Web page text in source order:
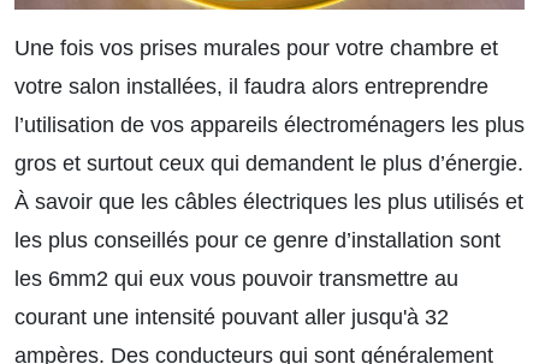
Une fois vos prises murales pour votre chambre et
votre salon installées, il faudra alors entreprendre
l’utilisation de vos appareils électroménagers les plus
gros et surtout ceux qui demandent le plus d’énergie.
À savoir que les câbles électriques les plus utilisés et
les plus conseillés pour ce genre d’installation sont
les 6mm2 qui eux vous pouvoir transmettre au
courant une intensité pouvant aller jusqu'à 32
ampères. Des conducteurs qui sont généralement